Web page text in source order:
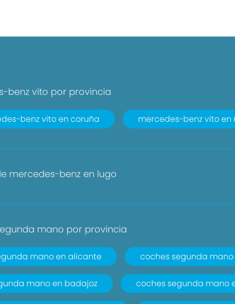
benz vito por provincia
benz vito en coruña mercedes-benz vito en
mercedes-benz en lugo
mano por provincia
mano en alicante coches segunda
mano en badajoz coches segunda mano